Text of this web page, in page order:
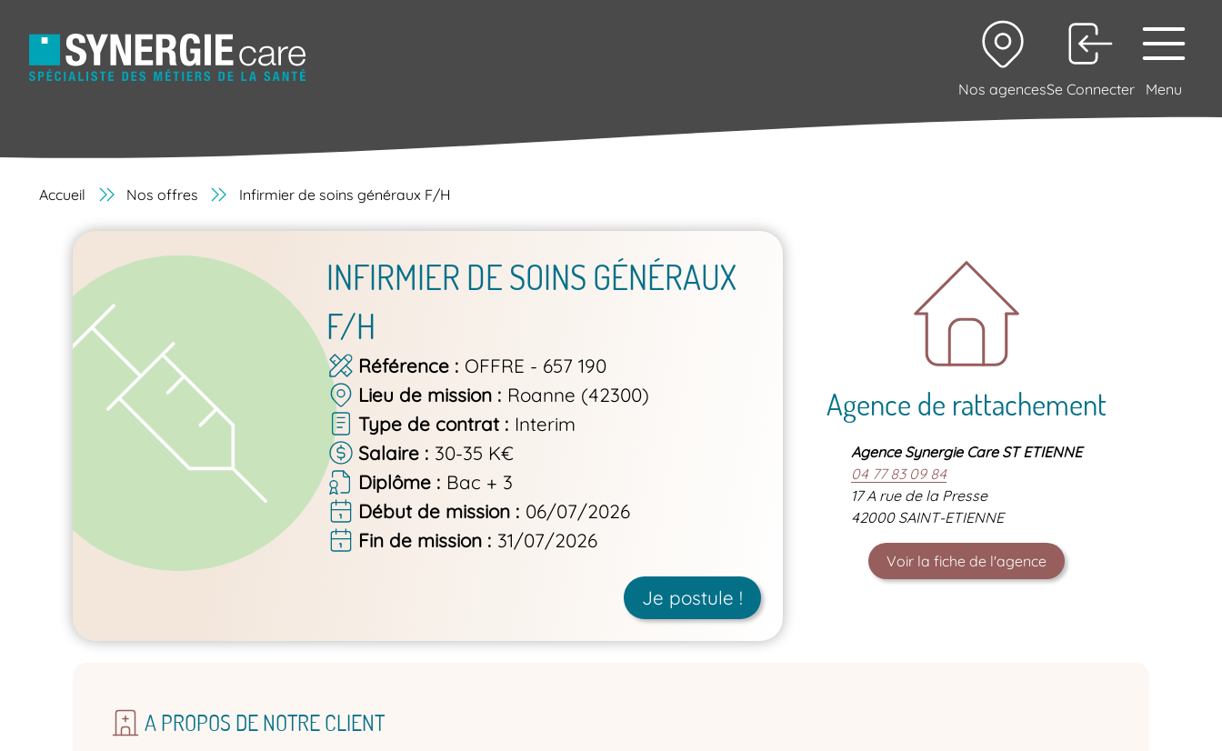
Nos agencesSe Connecter Menu
Accueil Nos offres Infirmier de soins généraux F/H
INFIRMIER DE SOINS GÉNÉRAUX
F/H
Référence
OFFRE - 657 190
Lieu de mission
Roanne (42300)
Type de contrat
Interim
Salaire
30-35 K€
Diplôme
Bac + 3
Début de mission
06/07/2026
Fin de mission
31/07/2026
Je postule !
Agence de rattachement
Agence Synergie Care ST ETIENNE
04 77 83 09 84
17 A rue de la Presse
42000 SAINT-ETIENNE
Voir la fiche de l'agence
A PROPOS DE NOTRE CLIENT